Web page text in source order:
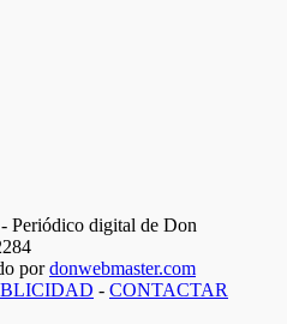
Periódico digital de Don
pordonwebmaster.com
- CONTACTAR